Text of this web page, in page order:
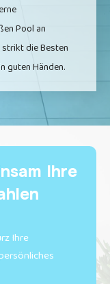
Pool an
die Besten
guten Händen.
Ihre
Ihre